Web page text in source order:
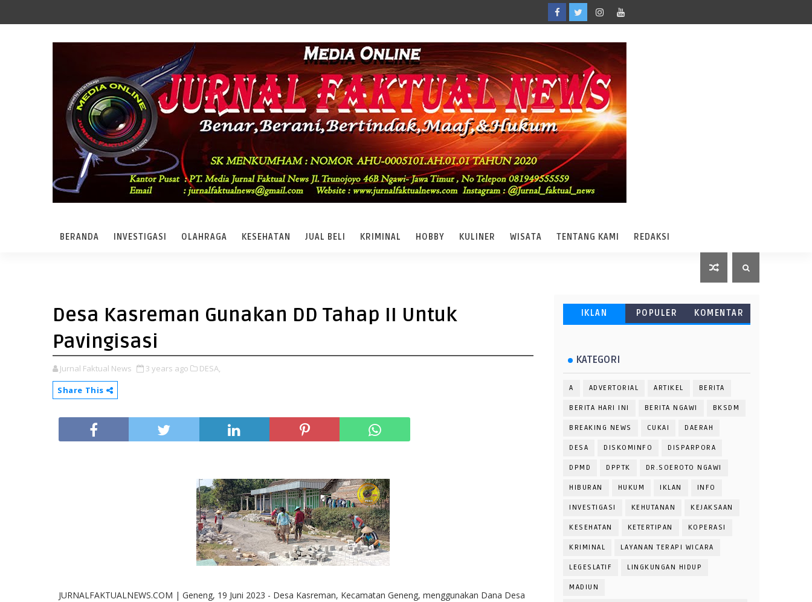
BERANDA INVESTIGASI OLAHRAGA KESEHATAN JUAL BELI KRIMINAL HOBBY KULINER WISATA TENTANG KAMI REDAKSI
Desa Kasreman Gunakan DD Tahap II Untuk
Pavingisasi
Jurnal Faktual News 3 years ago
DESA,
Share This
JURNALFAKTUALNEWS.COM | Geneng, 19 Juni 2023 - Desa Kasreman, Kecamatan Geneng, menggunakan Dana Desa
IKLAN POPULER KOMENTAR
KATEGORI
A ADVERTORIAL ARTIKEL BERITA
BERITA HARI INI BERITA NGAWI BKSDM
BREAKING NEWS CUKAI DAERAH
DESA DISKOMINFO DISPARPORA
DPMD DPPTK DR.SOEROTO NGAWI
HIBURAN HUKUM IKLAN INFO
INVESTIGASI KEHUTANAN KEJAKSAAN
KESEHATAN KETERTIPAN KOPERASI
KRIMINAL LAYANAN TERAPI WICARA
LEGESLATIF LINGKUNGAN HIDUP
MADIUN